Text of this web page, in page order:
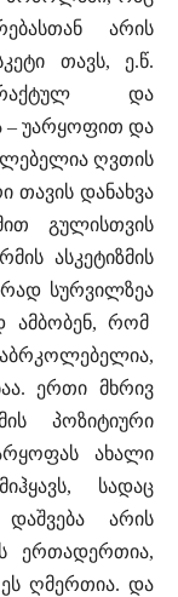
არის
თავს, ე.წ.
და
– უარყოფით და
ღვთის
თავის დანახვა
გულისთვის
ასკეტიზმის
სურვილზეა
ამბობენ, რომ
ერთი მხრივ
პოზიტიური
ახალი
სადაც
არის
ერთადერთია,
ეს ღმერთია. და